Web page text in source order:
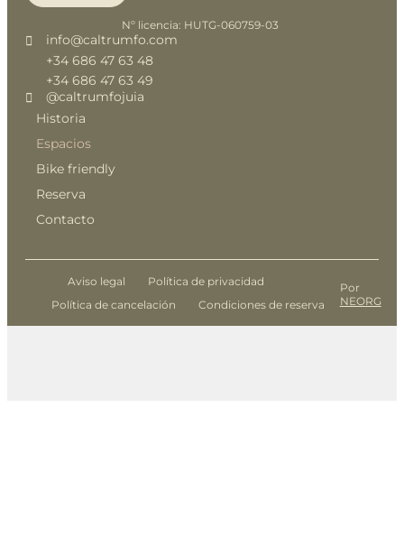
Historia
Espacios
Bike friendly
Reserva
Contacto
info@caltrumfo.com
+34 686 47 63 48
+34 686 47 63 49
@caltrumfojuia
Nº licencia: HUTG-060759-03
Aviso legal
Política de privacidad
Política de cancelación
Condiciones de reserva
Por
NEORG